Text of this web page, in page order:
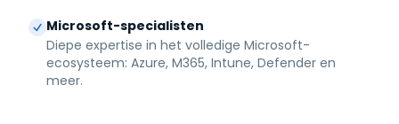
Microsoft-specialisten
Diepe expertise in het volledige Microsoft-
ecosysteem: Azure, M365, Intune, Defender en
meer.